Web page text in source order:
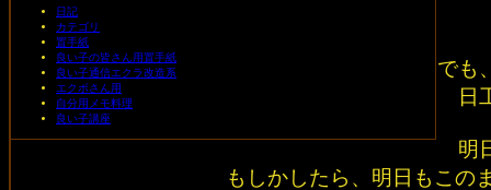
日記
カテゴリ
置手紙
良い子の皆さん用置手紙
良い子通信エクラ改造系
エクボさん用
自分用メモ料理
良い子講座
でも
日
明
もしかしたら、明日もこの